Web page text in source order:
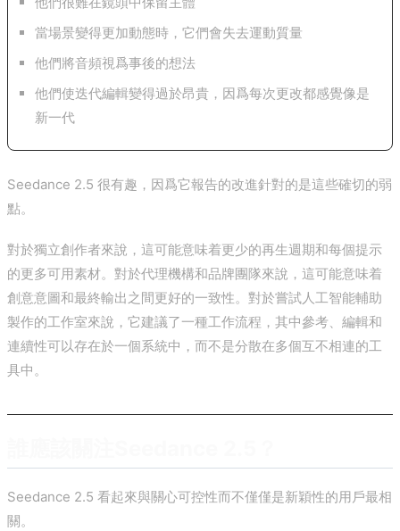
當場景變得更加動態時，它們會失去運動質量
他們將音頻視爲事後的想法
他們使迭代編輯變得過於昂貴，因爲每次更改都感覺像是
新一代
Seedance 2.5 很有趣，因爲它報告的改進針對的是這些確切的弱
點。
對於獨立創作者來說，這可能意味着更少的再生週期和每個提示
的更多可用素材。對於代理機構和品牌團隊來說，這可能意味着
創意意圖和最終輸出之間更好的一致性。對於嘗試人工智能輔助
製作的工作室來說，它建議了一種工作流程，其中參考、編輯和
連續性可以存在於一個系統中，而不是分散在多個互不相連的工
具中。
Seedance 2.5 看起來與關心可控性而不僅僅是新穎性的用戶最相
關。